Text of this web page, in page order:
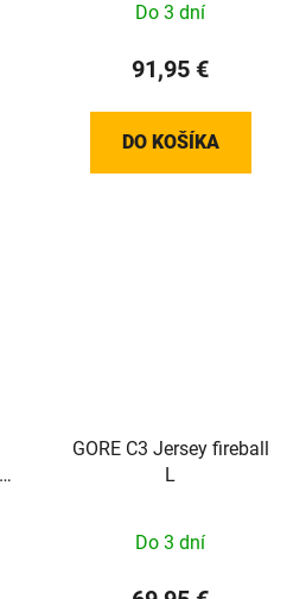
Do 3 dní
91,95 €
DO KOŠÍKA
GORE C3 Jersey fireball
L
Do 3 dní